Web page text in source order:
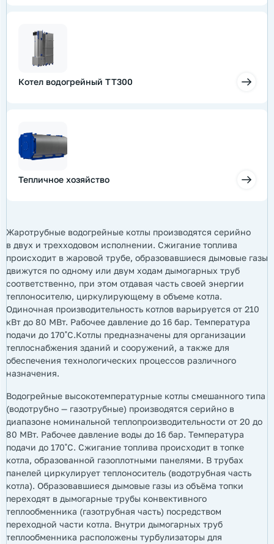
Котел водогрейный ТТ300
Тепличное хозяйство
Жаротрубные водогрейные котлы производятся серийно
в двух и трехходовом исполнении. Сжигание топлива
происходит в жаровой трубе, образовавшиеся дымовые газы
движутся по одному или двум ходам дымогарных труб
соответственно, при этом отдавая часть своей энергии
теплоносителю, циркулирующему в объеме котла.
Одиночная производительность котлов варьируется от 210
кВт до 80 МВт. Рабочее давление до 16 бар. Температура
подачи до 170˚С.Котлы предназначены для организации
теплоснабжения зданий и сооружений, а также для
обеспечения технологических процессов различного
назначения.
Водогрейные высокотемпературные котлы смешанного типа
(водотрубно — газотрубные) производятся серийно в
диапазоне номинальной теплопроизводительности от 20 до
80 МВт. Рабочее давление воды до 16 бар. Температура
подачи до 170˚С. Сжигание топлива происходит в топке
котла, образованной газоплотными панелями. В трубах
панелей циркулирует теплоноситель (водотрубная часть
котла). Образовавшиеся дымовые газы из объёма топки
переходят в дымогарные трубы конвективного
теплообменника (газотрубная часть) посредством
переходной части котла. Внутри дымогарных труб
теплообменника расположены турбулизаторы для